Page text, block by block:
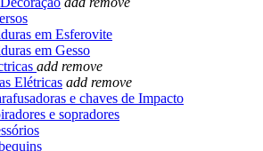
em Esferovite
em Gesso
add remove
Elétricas add remove
e chaves de Impacto
e sopradores